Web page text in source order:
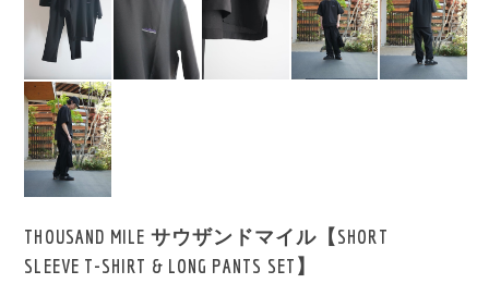
THOUSAND MILE サウザンドマイル【SHORT
SLEEVE T-SHIRT & LONG PANTS SET】